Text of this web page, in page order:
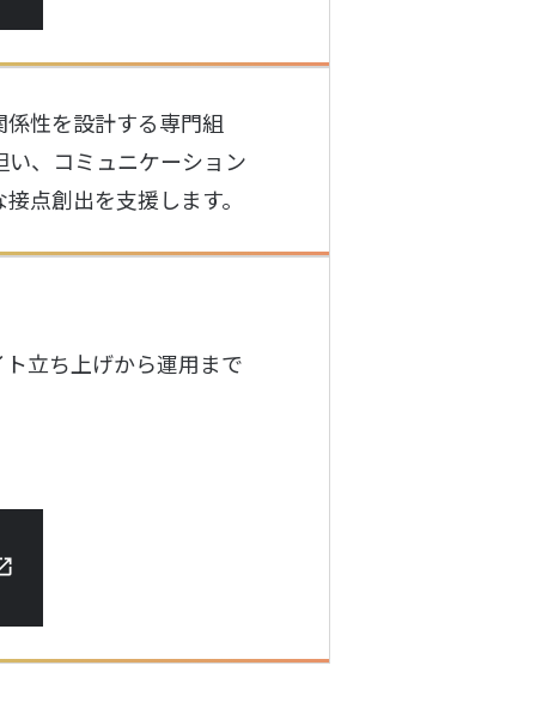
性を設計する専門組
、コミュニケーション
点創出を支援します。
立ち上げから運用まで